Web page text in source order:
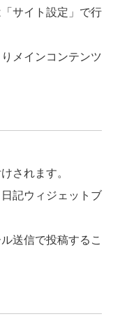
サイト設定」で行
メインコンテンツ
されます。
記ウィジェットブ
送信で投稿するこ